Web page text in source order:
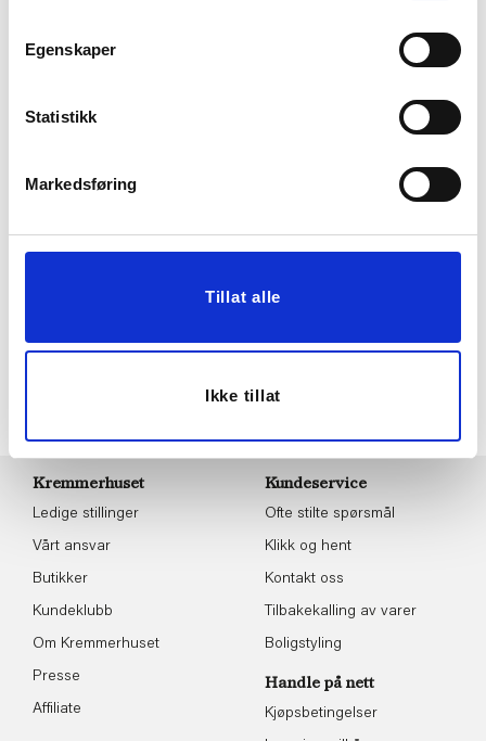
Egenskaper
Statistikk
Markedsføring
Tillat alle
Ikke tillat
BLI MED!
mange fristende
tilbud!
sosiale medier!
Kremmerhuset
Ledige stillinger
Vårt ansvar
Butikker
Kundeklubb
Om Kremmerhuset
Presse
Affiliate
Kundeservice
Ofte stilte spørsmål
Klikk og hent
Kontakt oss
Tilbakekalling av varer
Boligstyling
Handle på nett
Kjøpsbetingelser